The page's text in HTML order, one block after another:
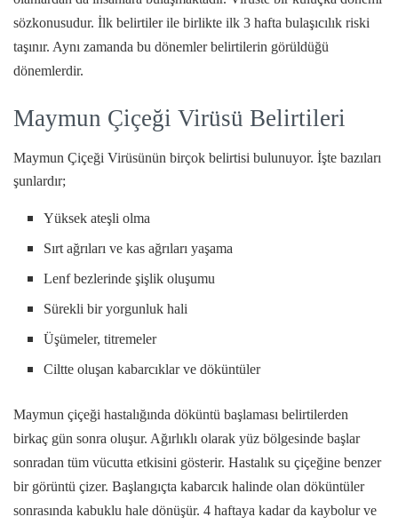
sözkonusudur. İlk belirtiler ile birlikte ilk 3 hafta bulaşıcılık riski
taşınır. Aynı zamanda bu dönemler belirtilerin görüldüğü
dönemlerdir.
Maymun Çiçeği Virüsü Belirtileri
Maymun Çiçeği Virüsünün birçok belirtisi bulunuyor. İşte bazıları
şunlardır;
Yüksek ateşli olma
Sırt ağrıları ve kas ağrıları yaşama
Lenf bezlerinde şişlik oluşumu
Sürekli bir yorgunluk hali
Üşümeler, titremeler
Ciltte oluşan kabarcıklar ve döküntüler
Maymun çiçeği hastalığında döküntü başlaması belirtilerden
birkaç gün sonra oluşur. Ağırlıklı olarak yüz bölgesinde başlar
sonradan tüm vücutta etkisini gösterir. Hastalık su çiçeğine benzer
bir görüntü çizer. Başlangıçta kabarcık halinde olan döküntüler
sonrasında kabuklu hale dönüşür. 4 haftaya kadar da kaybolur ve